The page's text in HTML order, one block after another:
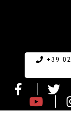
+39